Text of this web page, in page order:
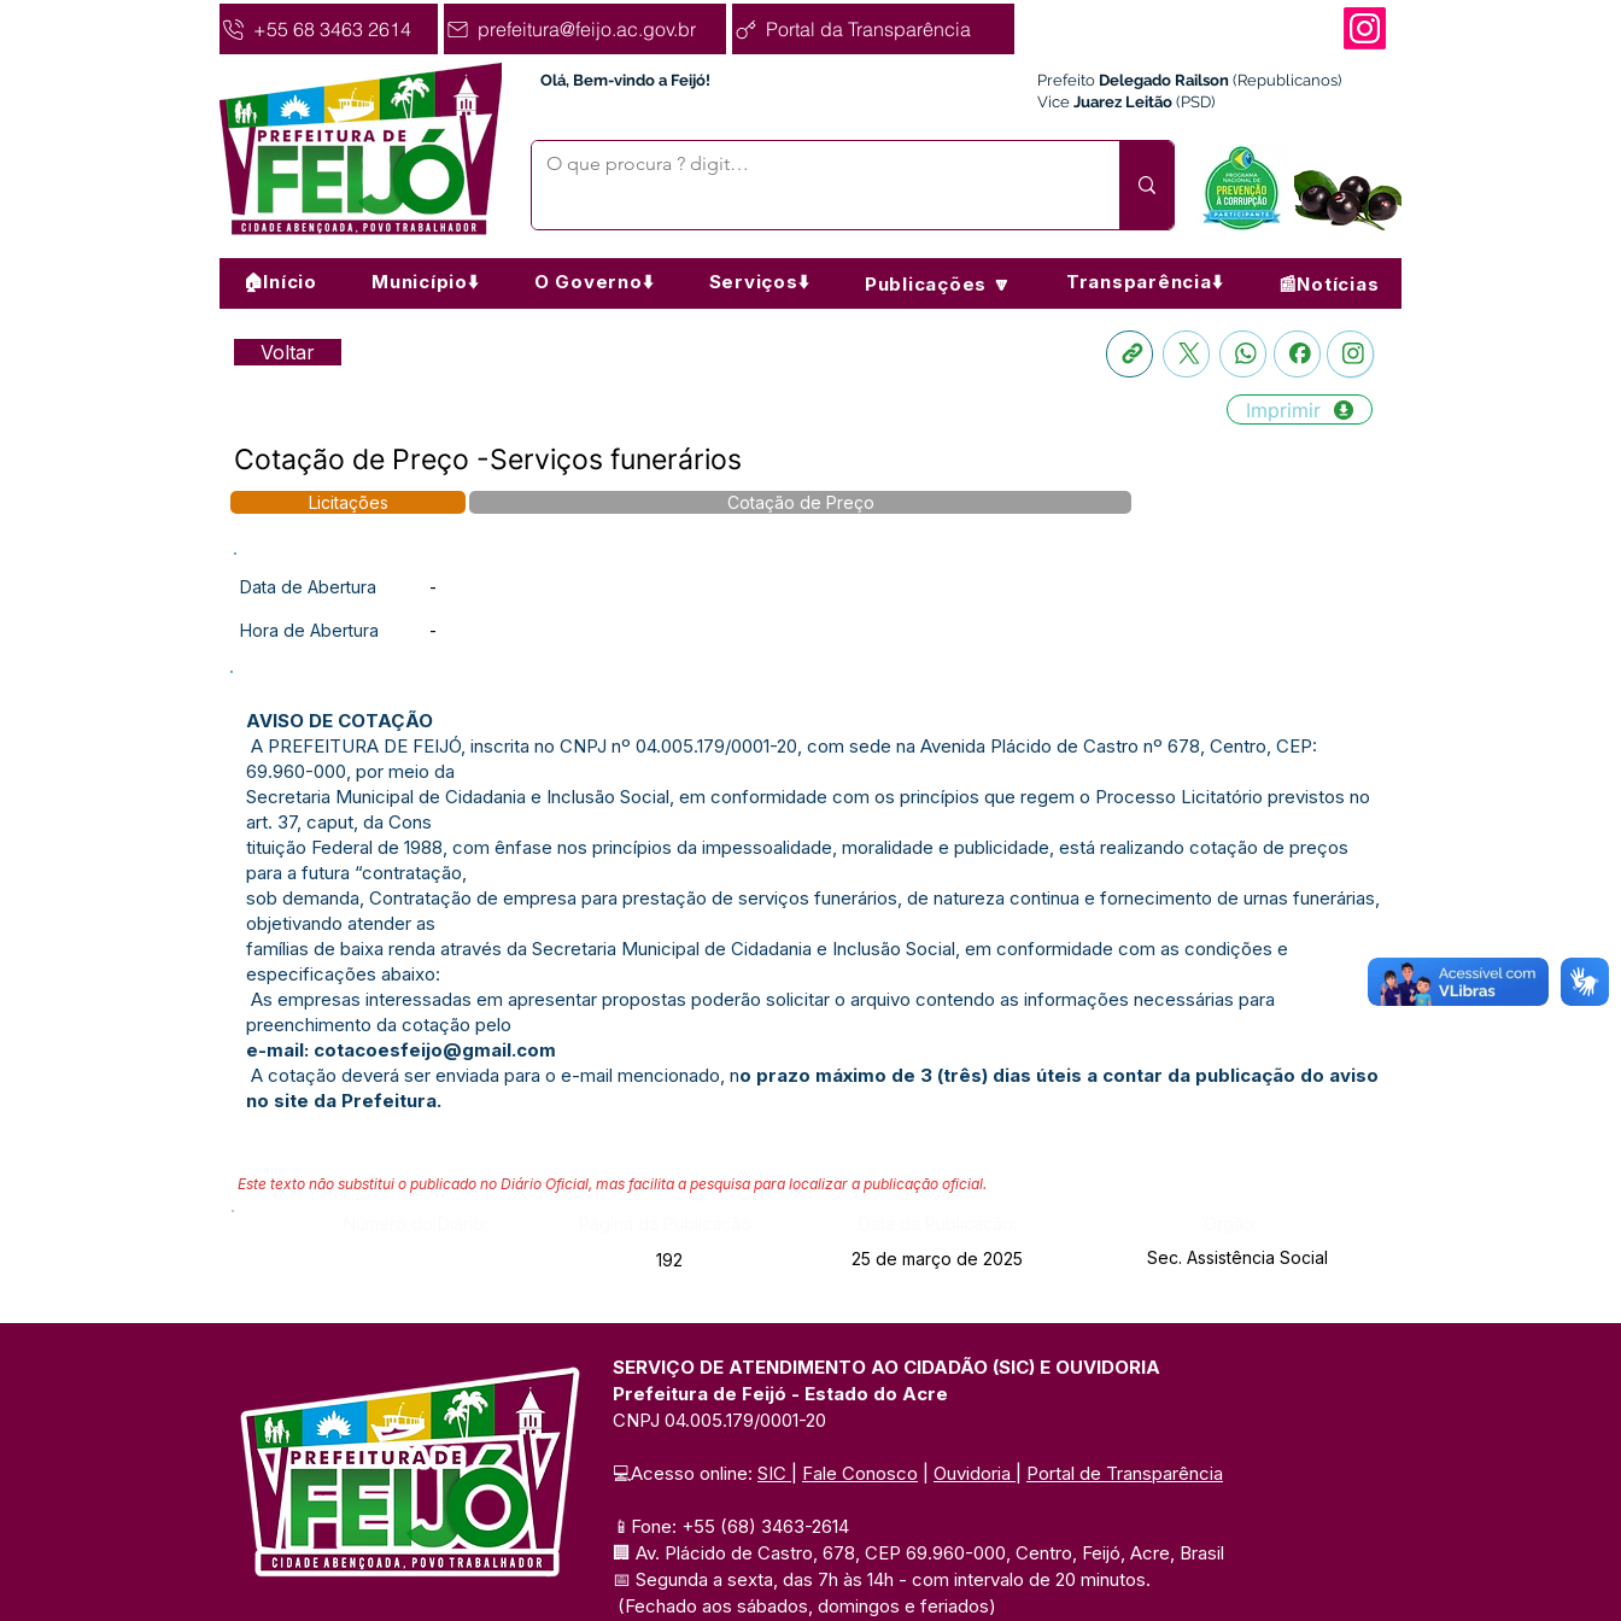
+55 68 3463 2614 prefeitura@feijo.ac.gov.br Portal da Transparência
Olá, Bem-vindo a Feijó! Prefeito Delegado Railson (Republicanos)
Vice Juarez Leitão (PSD)
🏠Início Município⬇️ O Governo⬇️ Serviços⬇️ Publicações 🔽 Transparência⬇️ 📰Notícias
Voltar
Imprimir
Cotação de Preço -Serviços funerários
Licitações Cotação de Preço
Data de Abertura -
Hora de Abertura -
AVISO DE COTAÇÃO
A PREFEITURA DE FEIJÓ, inscrita no CNPJ nº 04.005.179/0001-20, com sede na Avenida Plácido de Castro nº 678, Centro, CEP:
69.960-000, por meio da
Secretaria Municipal de Cidadania e Inclusão Social, em conformidade com os princípios que regem o Processo Licitatório previstos no
art. 37, caput, da Cons
tituição Federal de 1988, com ênfase nos princípios da impessoalidade, moralidade e publicidade, está realizando cotação de preços
para a futura “contratação,
sob demanda, Contratação de empresa para prestação de serviços funerários, de natureza continua e fornecimento de urnas funerárias,
objetivando atender as
famílias de baixa renda através da Secretaria Municipal de Cidadania e Inclusão Social, em conformidade com as condições e
especificações abaixo:
As empresas interessadas em apresentar propostas poderão solicitar o arquivo contendo as informações necessárias para
preenchimento da cotação pelo
e-mail: cotacoesfeijo@gmail.com
A cotação deverá ser enviada para o e-mail mencionado, no prazo máximo de 3 (três) dias úteis a contar da publicação do aviso
no site da Prefeitura.
Este texto não substitui o publicado no Diário Oficial, mas facilita a pesquisa para localizar a publicação oficial.
192
25 de março de 2025 Sec. Assistência Social
SERVIÇO DE ATENDIMENTO AO CIDADÃO (SIC) E OUVIDORIA
Prefeitura de Feijó - Estado do Acre
CNPJ 04.005.179/0001-20
💻Acesso online: SIC Fale Conosco Ouvidoria Portal de Transparência
📱Fone: +55 (68) 3463-2614
🏢 Av. Plácido de Castro, 678, CEP 69.960-000, Centro, Feijó, Acre, Brasil
📅 Segunda a sexta, das 7h às 14h - com intervalo de 20 minutos.
(Fechado aos sábados, domingos e feriados)